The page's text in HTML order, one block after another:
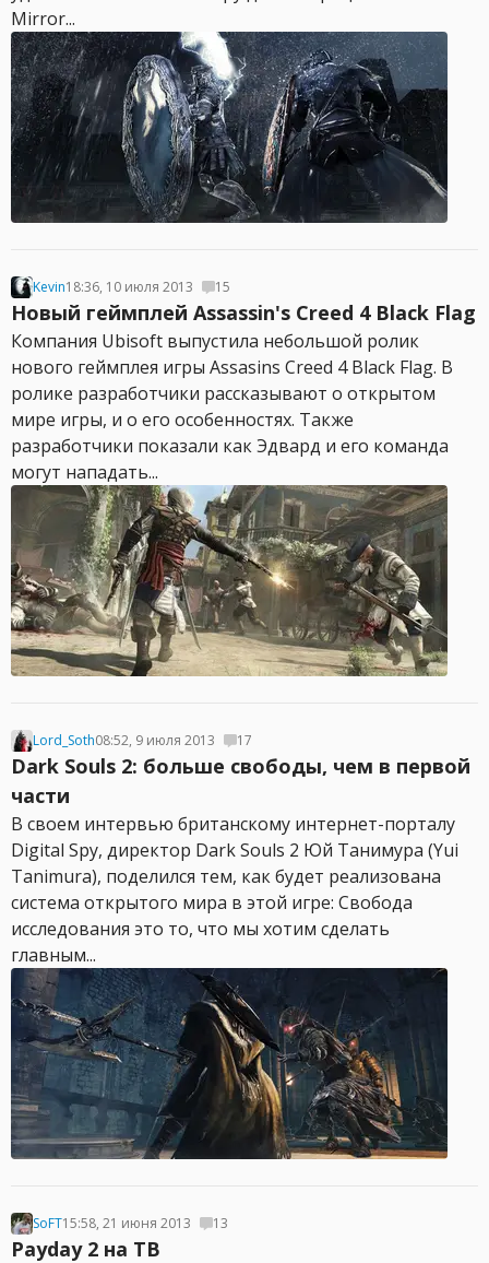
Mirror...
Kevin18:36, 10 июля 2013 15
Новый геймплей Assassin's Creed 4 Black Flag
Компания Ubisoft выпустила небольшой ролик
нового геймплея игры Assasins Creed 4 Black Flag. В
ролике разработчики рассказывают о открытом
мире игры, и о его особенностях. Также
разработчики показали как Эдвард и его команда
могут нападать...
Lord_Soth08:52, 9 июля 2013 17
Dark Souls 2: больше свободы, чем в первой
части
В своем интервью британскому интернет-порталу
Digital Spy, директор Dark Souls 2 Юй Танимура (Yui
Tanimura), поделился тем, как будет реализована
система открытого мира в этой игре: Свобода
исследования это то, что мы хотим сделать
главным...
SoFT15:58, 21 июня 2013 13
Payday 2 на ТВ